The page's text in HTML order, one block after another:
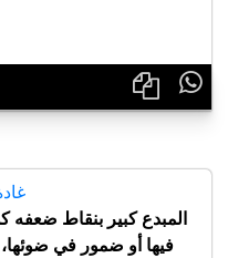

المبدع كبير بنقاط ضعفه
فيها أو ضمور في